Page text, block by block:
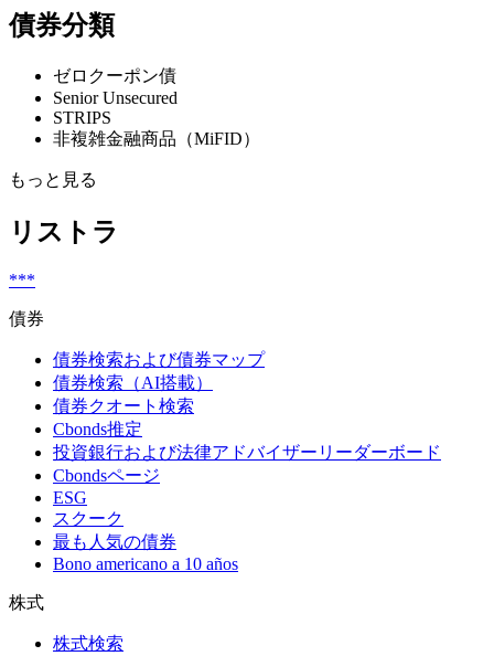
債券分類
ゼロクーポン債
Senior Unsecured
STRIPS
非複雑金融商品（MiFID）
もっと見る
リストラ
***
債券
債券検索および債券マップ
債券検索（AI搭載）
債券クオート検索
Cbonds推定
投資銀行および法律アドバイザーリーダーボード
Cbondsページ
ESG
スクーク
最も人気の債券
Bono americano a 10 años
株式
株式検索